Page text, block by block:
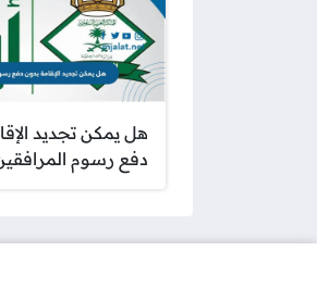
هل يمكن تجديد
دفع رسوم المرافقين